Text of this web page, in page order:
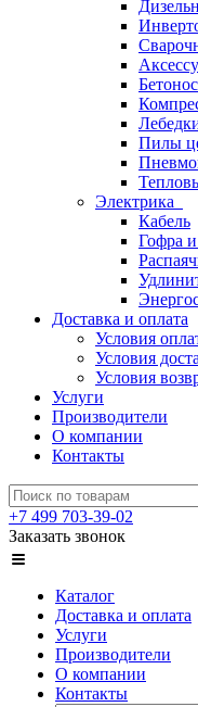
Пилы
Электрика
Кабель
Гофра
Доставка и оплата
Условия
Условия
Условия
Услуги
Производители
О компании
Контакты
+7 499 703-39-02
Заказать звонок
Каталог
Доставка и оплата
Услуги
Производители
О компании
Контакты